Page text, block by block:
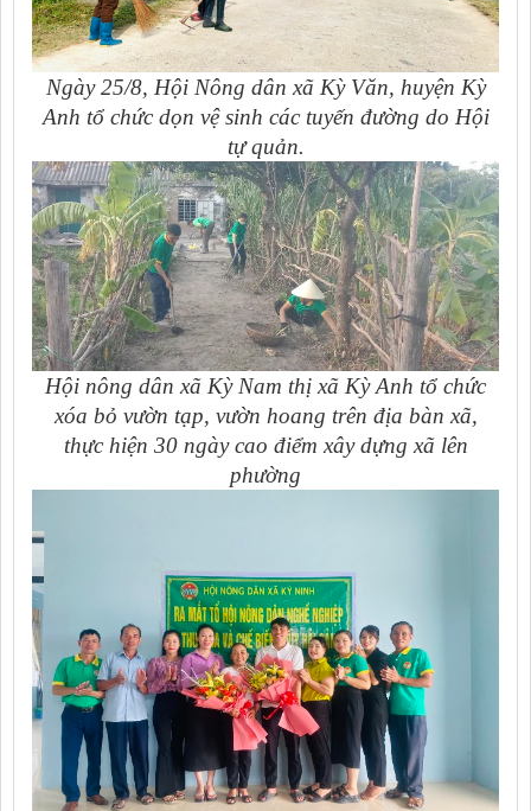
Ngày 25/8, Hội Nông dân xã Kỳ Văn, huyện Kỳ
Anh tổ chức dọn vệ sinh các tuyến đường do Hội
tự quản.
Hội nông dân xã Kỳ Nam thị xã Kỳ Anh tổ chức
xóa bỏ vườn tạp, vườn hoang trên địa bàn xã,
thực hiện 30 ngày cao điểm xây dựng xã lên
phường